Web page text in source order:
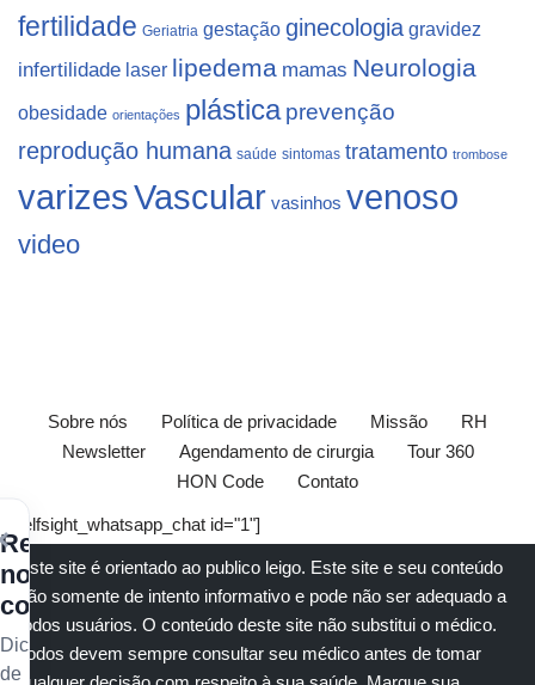
fertilidade Geriatria gestação ginecologia gravidez
infertilidade laser lipedema mamas Neurologia
obesidade orientações plástica prevenção
reprodução humana saúde sintomas tratamento trombose
varizesVascular vasinhos venoso
video
Sobre nós Política de privacidade Missão
RH
Newsletter
Agendamento de cirurgia
Tour 360
HON Code
Contato
[elfsight_whatsapp_chat id="1"]
Este site é orientado ao publico leigo. Este site e seu conteúdo
são somente de intento informativo e pode não ser adequado a
todos usuários. O conteúdo deste site não substitui o médico.
Todos devem sempre consultar seu médico antes de tomar
Receba
nossos
conteúdos
Dicas
de